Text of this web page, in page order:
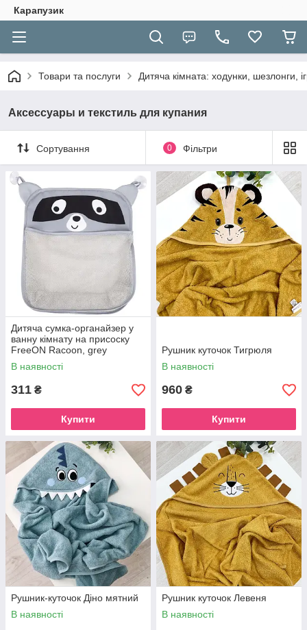
Карапузик
Товари та послуги Дитяча кімната: ходунки, шезлонги,
Аксессуары и текстиль для купания
Сортування 0 Фільтри
Дитяча сумка-органайзер у
ванну кімнату на присоску
FreeON Racoon, grey
В наявності
311 ₴
Купити
Рушник куточок Тигрюля
В наявності
960 ₴
Купити
Рушник-куточок Діно мятний
В наявності
Рушник куточок Левеня
В наявності